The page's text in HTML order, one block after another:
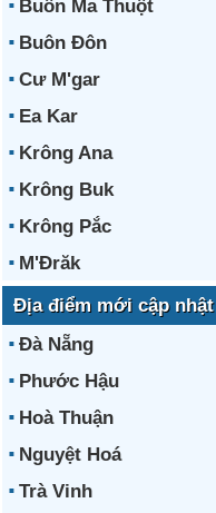
Buôn Ma Thuột
Buôn Đôn
Cư M'gar
Ea Kar
Krông Ana
Krông Buk
Krông Pắc
M'Đrăk
Địa điểm mới cập nhật
Đà Nẵng
Phước Hậu
Hoà Thuận
Nguyệt Hoá
Trà Vinh